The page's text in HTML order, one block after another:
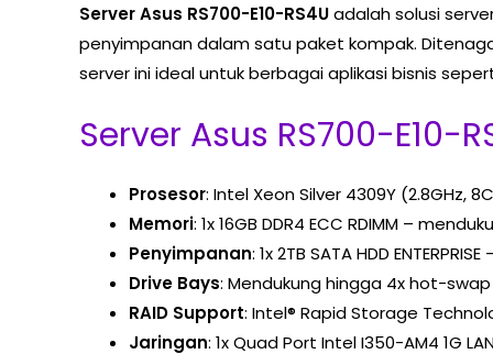
Server Asus RS700-E10-RS4Uadalah solusi
penyimpanan dalam satu paket kompak.
server ini ideal untuk berbagai aplikasi bisnis
Server Asus RS700-E10-
Prosesor: Intel Xeon Silver 4309Y (2.8GHz,
Memori: 1x 16GB DDR4 ECC RDIMM –
Penyimpanan: 1x 2TB SATA HDD
Drive Bays: Mendukung hingga 4x hot-
RAID Support: Intel® Rapid Storage
Jaringan: 1x Quad Port Intel I350-AM4 1G